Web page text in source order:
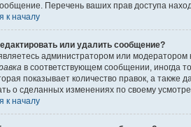
Перечень ваших прав доступа
к началу
или удалить сообщение?
администратором или
в соответствующем сообщении, иногда
показывает количество правок, а
о сделанных изменениях по своему
к началу